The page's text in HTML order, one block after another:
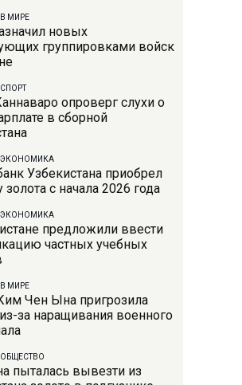
В МИРЕ
новых
группировками войск
СПОРТ
опроверг слухи о
в сборной
ЭКОНОМИКА
Узбекистана приобрел
золота с начала 2026 года
ЭКОНОМИКА
предложили ввести
частных учебных
В МИРЕ
Чен Ына пригрозила
за наращивания военного
ОБЩЕСТВО
пыталась вывезти из